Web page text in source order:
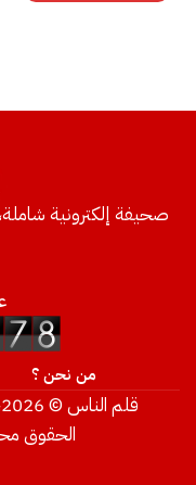
صحيفة إلكترونية شاملة،
من نحن ؟
الحقوق